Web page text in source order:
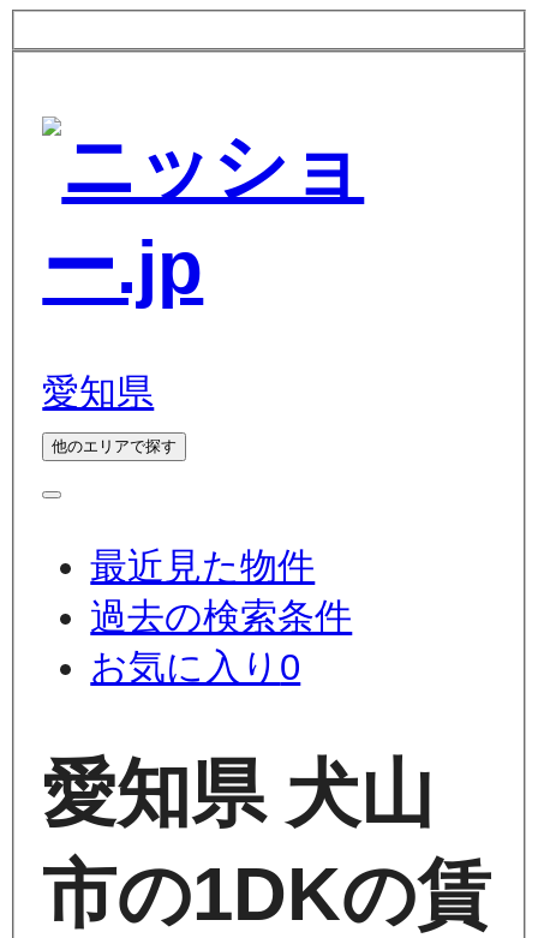
愛知県
他のエリアで探す
最近見た物件
過去の検索条件
お気に入り 0
愛知県 犬山
市の1DKの賃